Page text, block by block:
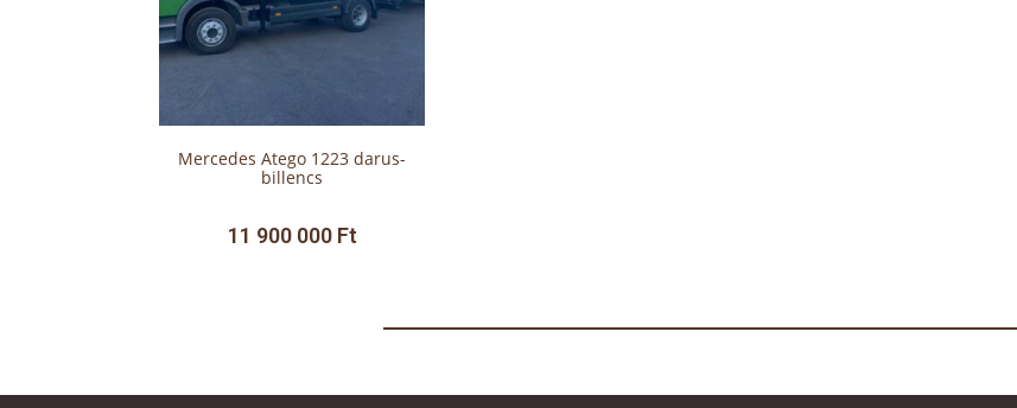
Mercedes Atego 1223 darus-
billencs
11 900 000 Ft